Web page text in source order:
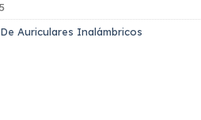
Auriculares Inalámbricos